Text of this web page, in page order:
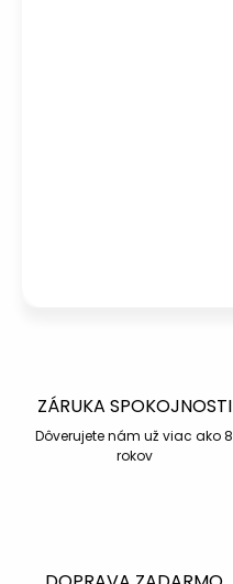
ZÁRUKA SPOKOJNOSTI
Dôverujete nám už viac ako 8
rokov